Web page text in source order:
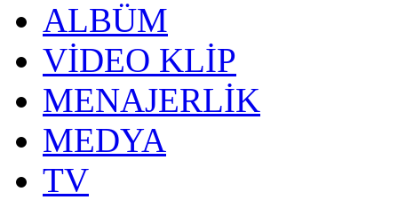
ALBÜM
VİDEO KLİP
MENAJERLİK
MEDYA
TV